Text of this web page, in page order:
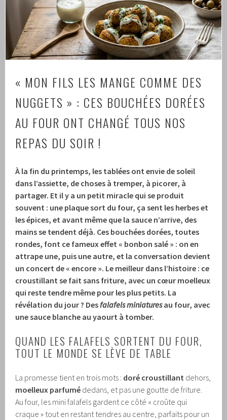
« MON FILS LES MANGE COMME DES
NUGGETS » : CES BOUCHÉES DORÉES
AU FOUR ONT CHANGÉ TOUS NOS
REPAS DU SOIR !
À la fin du printemps, les tablées ont envie de soleil
dans l’assiette, de choses à tremper, à picorer, à
partager. Et il y a un petit miracle qui se produit
souvent : une plaque sort du four, ça sent les herbes et
les épices, et avant même que la sauce n’arrive, des
mains se tendent déjà. Ces bouchées dorées, toutes
rondes, font ce fameux effet « bonbon salé » : on en
attrape une, puis une autre, et la conversation devient
un concert de « encore ». Le meilleur dans l’histoire : ce
croustillant se fait sans friture, avec un cœur moelleux
qui reste tendre même pour les plus petits. La
révélation du jour ? Des falafels miniaturesau four, avec
une sauce blanche au yaourt à tomber.
QUAND LES FALAFELS SORTENT DU FOUR,
TOUT LE MONDE SE LÈVE DE TABLE
La promesse tient en trois mots : doré croustillant dehors,
moelleux parfumé dedans, et pas une goutte de friture.
Au four, les mini falafels gardent ce côté « croûte qui
craque » tout en restant tendres au centre, parfaits pour un